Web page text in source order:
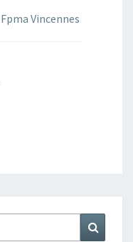
Vincennes